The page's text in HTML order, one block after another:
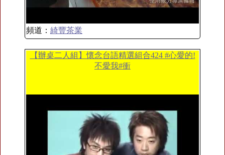
頻道： 綺豐茶業
【辦桌二人組】懷念台語精選組合424 #心愛的!
不愛我#衝